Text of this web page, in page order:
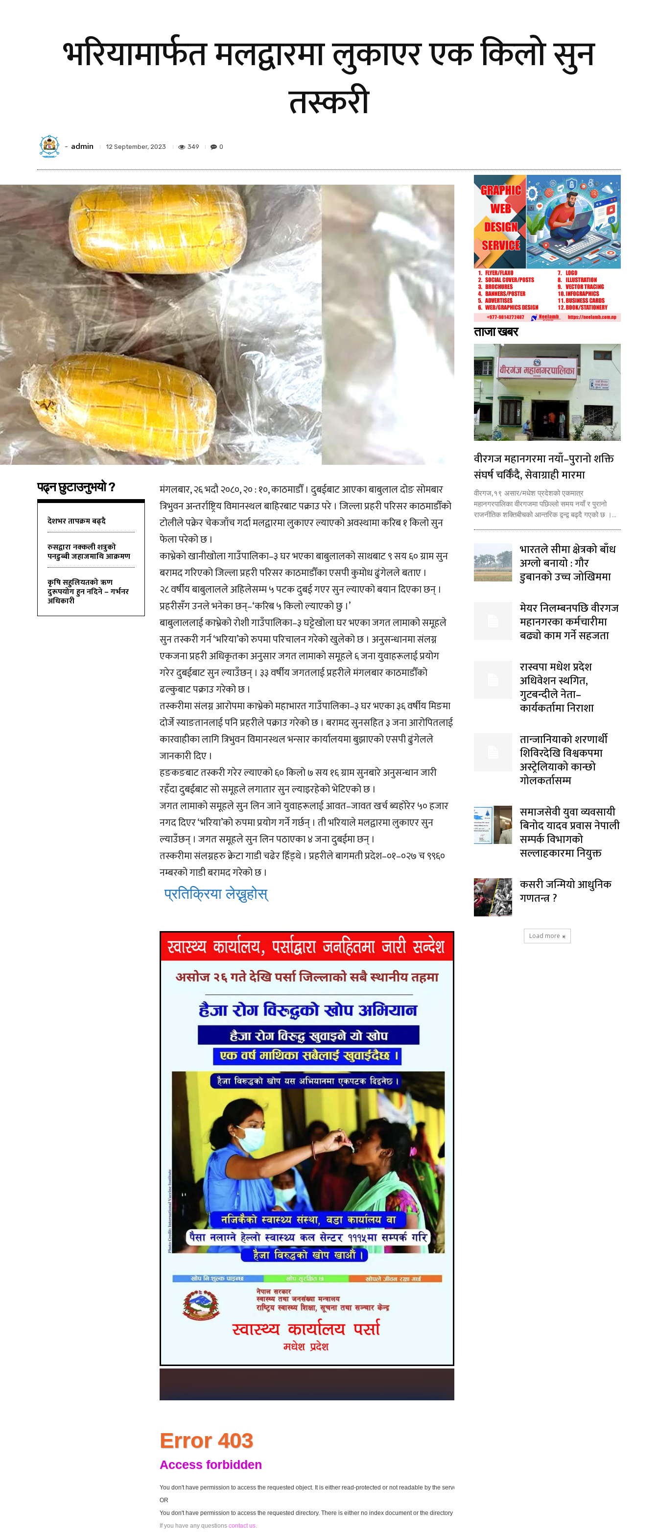
भरियामार्फत मलद्वारमा लुकाएर एक किलो सुन
तस्करी
- admin 12 September, 2023 349 0
पढ्न छुटाउनुभयो ?
देशभर तापक्रम बढ्दै
रुसद्वारा नक्कली शत्रुको
पनडुब्बी जहाजमाथि आक्रमण
कृषि सहुलियतको ऋण
दुरूपयोग हुन नदिने – गर्भनर
अधिकारी
मंगलबार, २६ भदौ २०८०, २० : १०, काठमाडौँ । दुबईबाट आएका बाबुलाल दोङ सोमबार
त्रिभुवन अन्तर्राष्ट्रिय विमानस्थल बाहिरबाट पक्राउ परे । जिल्ला प्रहरी परिसर काठमाडौँको
टोलीले पक्रेर चेकजाँच गर्दा मलद्वारमा लुकाएर ल्याएको अवस्थामा करिब १ किलो सुन
फेला परेको छ ।
काभ्रेको खानीखोला गाउँपालिका–३ घर भएका बाबुलालको साथबाट ९ सय ६० ग्राम सुन
बरामद गरिएको जिल्ला प्रहरी परिसर काठमाडौँका एसपी कुमोध ढुंगेलले बताए ।
२८ वर्षीय बाबुलालले अहिलेसम्म ५ पटक दुबई गएर सुन ल्याएको बयान दिएका छन् ।
प्रहरीसँग उनले भनेका छन्–‘करिब ५ किलो ल्याएको छु ।’
बाबुलाललाई काभ्रेको रोशी गाउँपालिका–३ घट्टेखोला घर भएका जगत लामाको समूहले
सुन तस्करी गर्न ‘भरिया’को रुपमा परिचालन गरेको खुलेको छ । अनुसन्धानमा संलग्न
एकजना प्रहरी अधिकृतका अनुसार जगत लामाको समूहले ६ जना युवाहरूलाई प्रयोग
गरेर दुबईबाट सुन ल्याउँछन् । ३३ वर्षीय जगतलाई प्रहरीले मंगलबार काठमाडौँको
ढल्कुबाट पक्राउ गरेको छ ।
तस्करीमा संलग्न आरोपमा काभ्रेको महाभारत गाउँपालिका–३ घर भएका ३६ वर्षीय मिङमा
दोर्जे स्याङतानलाई पनि प्रहरीले पक्राउ गरेको छ । बरामद सुनसहित ३ जना आरोपितलाई
कारवाहीका लागि त्रिभुवन विमानस्थल भन्सार कार्यालयमा बुझाएको एसपी ढुंगेलले
जानकारी दिए ।
हङकङबाट तस्करी गरेर ल्याएको ६० किलो ७ सय १६ ग्राम सुनबारे अनुसन्धान जारी
रहँदा दुबईबाट सो समूहले लगातार सुन ल्याइरहेको भेटिएको छ ।
जगत लामाको समूहले सुन लिन जाने युवाहरूलाई आवत–जावत खर्च ब्यहोरेर ५० हजार
नगद दिएर ‘भरिया’को रुपमा प्रयोग गर्ने गर्छन् । ती भरियाले मलद्वारमा लुकाएर सुन
ल्याउँछन् । जगत समूहले सुन लिन पठाएका ४ जना दुबईमा छन् ।
तस्करीमा संलग्नहरु क्रेटा गाडी चढेर हिँड्थे । प्रहरीले बागमती प्रदेश–०१–०२७ च ९९६०
नम्बरको गाडी बरामद गरेको छ ।
प्रतिक्रिया लेख्नुहोस्
ताजा खबर
वीरगज महानगरमा नयाँ–पुरानो शक्ति
संघर्ष चर्किँदै, सेवाग्राही मारमा
वीरगज,१९ असार/मधेश प्रदेशको एकमात्र
महानगरपालिका वीरगजमा पछिल्लो समय नयाँ र पुरानो
राजनीतिक शक्तिबीचको आन्तरिक द्वन्द्व बढ्दै गएको छ ।...
भारतले सीमा क्षेत्रको बाँध
अग्लो बनायो : गौर
डुबानको उच्च जोखिममा
मेयर निलम्बनपछि वीरगज
महानगरका कर्मचारीमा
बढ्यो काम गर्ने सहजता
रास्वपा मधेश प्रदेश
अधिवेशन स्थगित,
गुटबन्दीले नेता–
कार्यकर्तामा निराशा
तान्जानियाको शरणार्थी
शिविरदेखि विश्वकपमा
अस्ट्रेलियाको कान्छो
गोलकर्तासम्म
समाजसेवी युवा व्यवसायी
बिनोद यादव प्रवास नेपाली
सम्पर्क विभागको
सल्लाहकारमा नियुक्त
कसरी जन्मियो आधुनिक
गणतन्त्र ?
Load more